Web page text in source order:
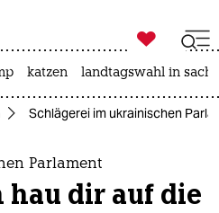
ich

taz zahl ich
katzen landtagswahl in
Schlägerei im ukrainischen
Parlament
hau dir auf die